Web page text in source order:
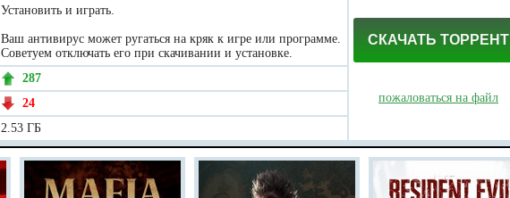
СКАЧАТЬ ТОРРЕНТ
пожаловаться на файл
Установить и играть.
Ваш антивирус может ругаться на кряк к игре или программе.
Советуем отключать его при скачивании и установке.
287
24
2.53 ГБ